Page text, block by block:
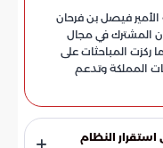
فيصل بن فرحان
المشترك في مجال
ركزت المباحثات على
المملكة وتدعم
النظام